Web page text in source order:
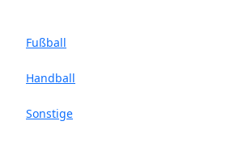
Fußball
Handball
Sonstige